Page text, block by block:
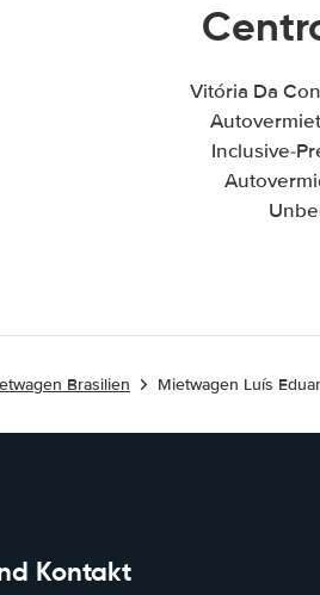
Vitória Da
Inclusive-
Brasilien Mietwagen Luís
Kontakt